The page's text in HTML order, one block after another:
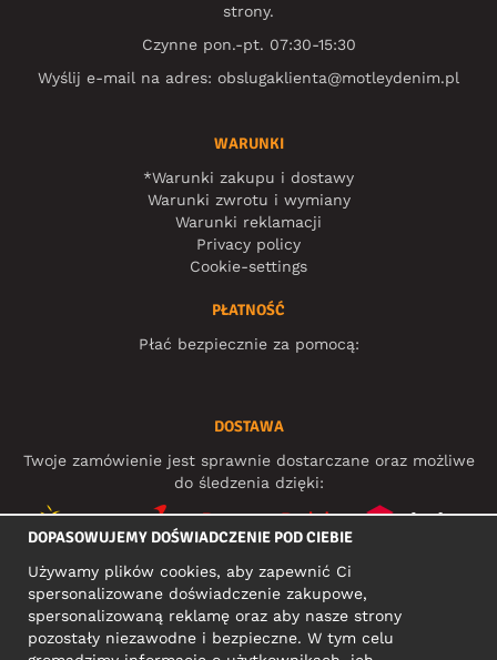
strony.
Czynne pon.-pt. 07:30-15:30
Wyślij e-mail na adres: obslugaklienta@motleydenim.pl
WARUNKI
*Warunki zakupu i dostawy
Warunki zwrotu i wymiany
Warunki reklamacji
Privacy policy
Cookie-settings
PŁATNOŚĆ
Płać bezpiecznie za pomocą:
DOSTAWA
Twoje zamówienie jest sprawnie dostarczane oraz możliwe
do śledzenia dzięki:
MEDIA SPOŁECZNOŚCIOWE
DOPASOWUJEMY DOŚWIADCZENIE POD CIEBIE
Używamy plików cookies, aby zapewnić Ci
spersonalizowane doświadczenie zakupowe,
spersonalizowaną reklamę oraz aby nasze strony
pozostały niezawodne i bezpieczne. W tym celu